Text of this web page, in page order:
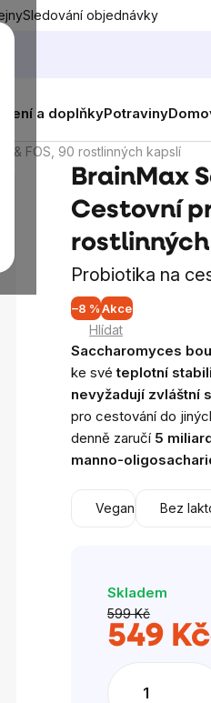
Sledování objednávky
a doplňkyPotraviny
& FOS, 90 rostlinných kapslí
BrainMax
Cestovní
Probiotika na
–8 %Akce
Průměrné
produktu
je
4,6
z
5
hvězdiček.
Hlídat
Saccharomyces
ke svéteplotní
nevyžadují zvláštní
pro cestování do
denně zaručí 5
manno-
Vegan Bez
Skladem
599 Kč
549 Kč